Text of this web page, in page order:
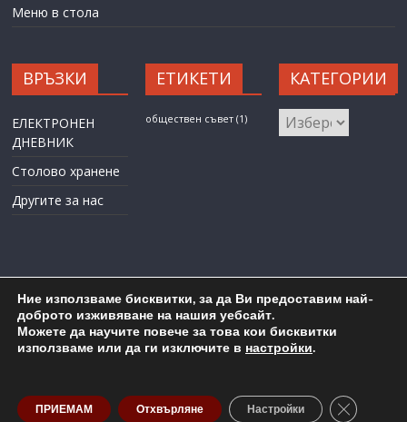
Меню в стола
ВРЪЗКИ
ЕЛЕКТРОНЕН
ДНЕВНИК
Столово хранене
Другите за нас
ЕТИКЕТИ
обществен съвет (1)
КАТЕГОРИИ
КАТЕГОРИИ
Карта на сайта Административен достъп
Copyright © 2026 ОУ "Любен Каравелов" гр. Бургас
Ние използваме бисквитки, за да Ви предоставим най-
доброто изживяване на нашия уебсайт.
Можете да научите повече за това кои бисквитки
използваме или да ги изключите в настройки.
ПРИЕМАМ Отхвърляне Настройки Close